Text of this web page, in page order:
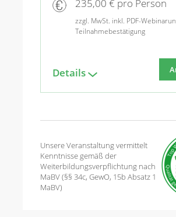
235,00 € pro Person
zzgl. MwSt. inkl. PDF-
Teilnahmebestätigung
Details
Unsere Veranstaltung vermittelt
Kenntnisse gemäß der
Weiterbildungsverpflichtung nach
MaBV (§§ 34c, GewO, 15b Absatz 1
MaBV)